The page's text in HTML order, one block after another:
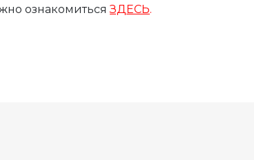
ознакомитьсяЗДЕСЬ.